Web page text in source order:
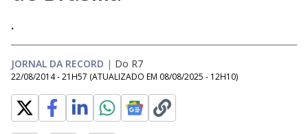
.
JORNAL DA RECORD | Do R7
22/08/2014 - 21H57 (ATUALIZADO EM 08/08/2025 - 12H10)